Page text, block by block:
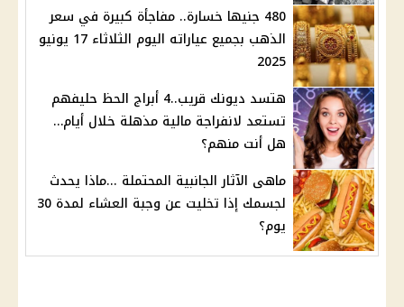
480 جنيها خسارة.. مفاجأة كبيرة في سعر
الذهب بجميع عياراته اليوم الثلاثاء 17 يونيو
2025
هتسد ديونك قريب..4 أبراج الحظ حليفهم
تستعد لانفراجة مالية مذهلة خلال أيام…
هل أنت منهم؟
ماهى الآثار الجانبية المحتملة ...ماذا يحدث
لجسمك إذا تخليت عن وجبة العشاء لمدة 30
يوم؟